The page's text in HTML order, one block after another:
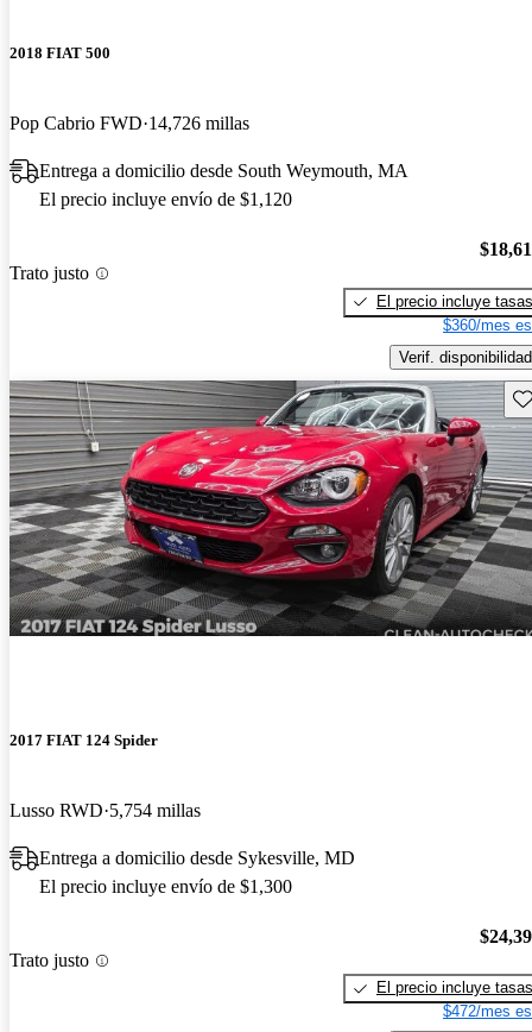
2018 FIAT 500
Pop Cabrio FWD 14,726 millas
Entrega a domicilio desde South Weymouth, MA
El precio incluye envío de $1,120
Trato justo
El precio incluye tasas
$360/mes
Verif. disponibilidad
2017 FIAT 124 Spider
Lusso RWD 5,754 millas
Entrega a domicilio desde Sykesville, MD
El precio incluye envío de $1,300
Trato justo
El precio incluye tasas
$472/mes